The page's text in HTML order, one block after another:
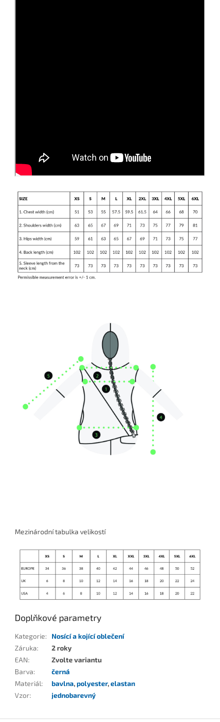
Mezinárodní tabulka velikostí
Doplňkové parametry
Kategorie:
Nosící a kojící oblečení
Záruka:
2 roky
EAN:
Zvolte variantu
Barva:
černá
Materiál: bavlna,polyester,elastan
Vzor: jednobarevný